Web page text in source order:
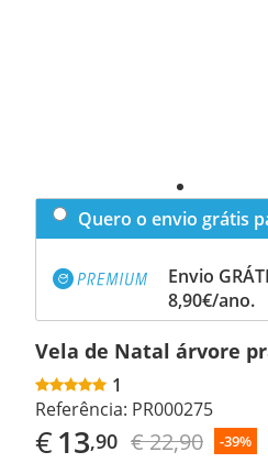
Quero o envio grátis
Envio
8,90€/ano.
Vela de Natal árvore
1
Referência: PR000275
€13,90 € 22,90 -39%